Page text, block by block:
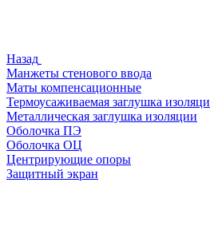
Назад
Манжеты стенового ввода
Маты компенсационные
Термоусаживаемая заглушка
Металлическая заглушка изоляции
Оболочка ПЭ
Оболочка ОЦ
Центрирующие опоры
Защитный экран